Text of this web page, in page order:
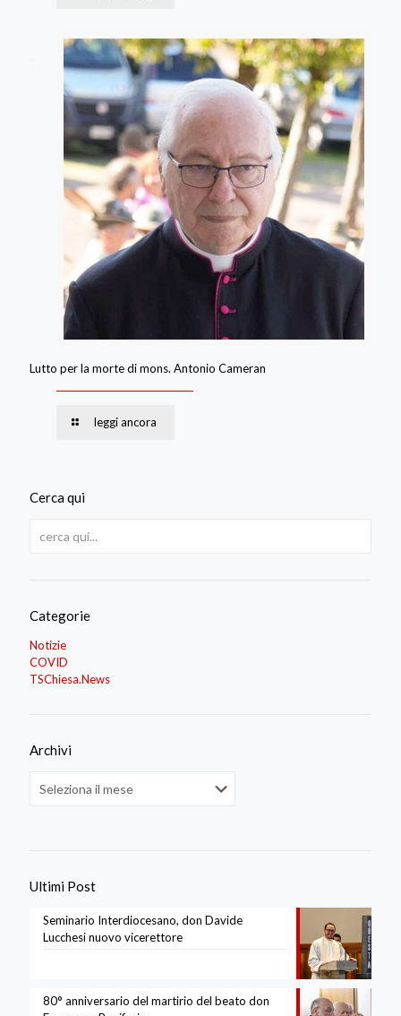
Lutto per la morte di mons. Antonio Cameran
leggi ancora
Cerca qui
Categorie
Notizie
COVID
TSChiesa.News
Archivi
Ultimi Post
Seminario Interdiocesano, don Davide
Lucchesi nuovo vicerettore
80° anniversario del martirio del beato don